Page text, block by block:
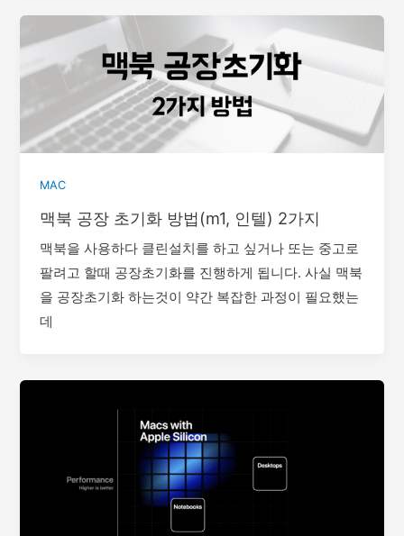
MAC
맥북 공장 초기화 방법(m1, 인텔) 2가지
맥북을 사용하다 클린설치를 하고 싶거나 또는 중고로
팔려고 할때 공장초기화를 진행하게 됩니다. 사실 맥북
을 공장초기화 하는것이 약간 복잡한 과정이 필요했는
데